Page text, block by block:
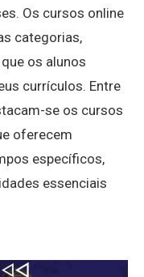
Os cursos online
categorias,
os alunos
currículos. Entre
se os cursos
oferecem
específicos,
essenciais